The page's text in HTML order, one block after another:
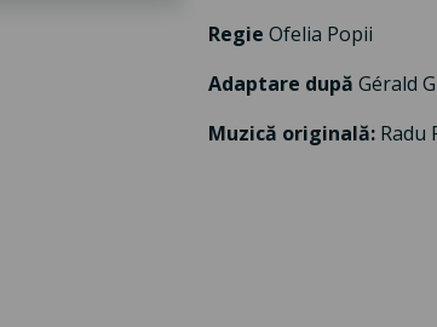
Regie Ofelia Popii
Adaptare după Gérald
Muzică originală: Radu